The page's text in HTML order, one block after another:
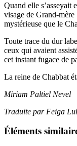
Quand elle s’asseyait
visage de Grand-mère
mystérieuse que le
Toute trace du dur
ceux qui avaient
cet instant fugace de
La reine de Chabbat
Miriam Paltiel Nevel
Traduite par Feiga
Éléments